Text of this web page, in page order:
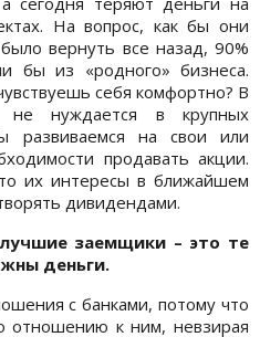
На вопрос, как бы они
вернуть все назад, 90%
бы из «родного» бизнеса.
себя комфортно? В
не нуждается в крупных
развиваемся на свои или
продавать акции.
их интересы в ближайшем
дивидендами.
заемщики – это те
деньги.
с банками, потому что
отношению к ним, невзирая